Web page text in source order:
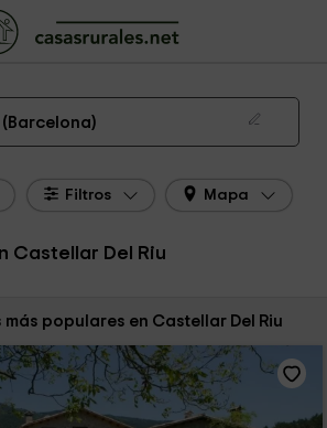
Del Riu
en Castellar Del Riu de 2026
(Barcelona)
Filtros Mapa
Castellar Del Riu
populares en Castellar Del Riu